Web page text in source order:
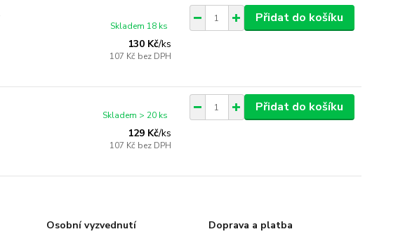
130 Kč/ks
107 Kč bez DPH
Skladem 18 ks
Přidat do košíku
129 Kč/ks
107 Kč bez DPH
Skladem > 20 ks
Přidat do košíku
Osobní vyzvednutí
Doprava a platba